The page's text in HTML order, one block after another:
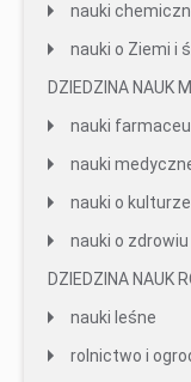
nauki
nauki o Ziemi i
DZIEDZINA NAUK
nauki
nauki
nauki o
nauki o zdrowiu
DZIEDZINA NAUK
nauki leśne
rolnictwo i